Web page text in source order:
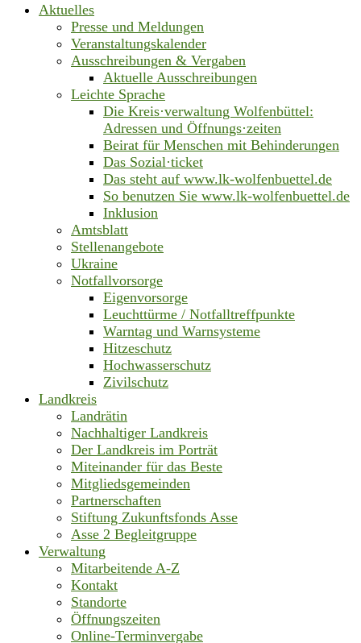
Aktuelles
Presse und Meldungen
Veranstaltungskalender
Ausschreibungen & Vergaben
Aktuelle Ausschreibungen
Leichte Sprache
Die Kreis·verwaltung Wolfenbüttel:
Adressen und Öffnungs·zeiten
Beirat für Menschen mit Behinderungen
Das Sozial·ticket
Das steht auf www.lk-wolfenbuettel.de
So benutzen Sie www.lk-wolfenbuettel.de
Inklusion
Amtsblatt
Stellenangebote
Ukraine
Notfallvorsorge
Eigenvorsorge
Leuchttürme / Notfalltreffpunkte
Warntag und Warnsysteme
Hitzeschutz
Hochwasserschutz
Zivilschutz
Landkreis
Landrätin
Nachhaltiger Landkreis
Der Landkreis im Porträt
Miteinander für das Beste
Mitgliedsgemeinden
Partnerschaften
Stiftung Zukunftsfonds Asse
Asse 2 Begleitgruppe
Verwaltung
Mitarbeitende A-Z
Kontakt
Standorte
Öffnungszeiten
Online-Terminvergabe